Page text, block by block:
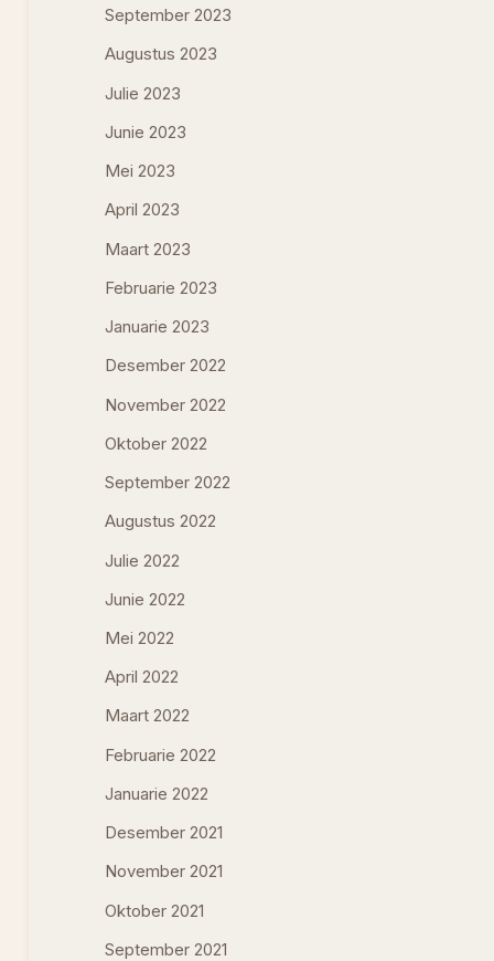
September 2023
Augustus 2023
Julie 2023
Junie 2023
Mei 2023
April 2023
Maart 2023
Februarie 2023
Januarie 2023
Desember 2022
November 2022
Oktober 2022
September 2022
Augustus 2022
Julie 2022
Junie 2022
Mei 2022
April 2022
Maart 2022
Februarie 2022
Januarie 2022
Desember 2021
November 2021
Oktober 2021
September 2021